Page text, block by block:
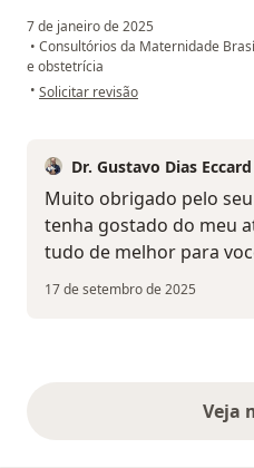
7 de janeiro de 2025
• Consultórios da Maternidade
e obstetrícia
• na opinião do utilizador R.S
Solicitar revisão
Dr. Gustavo Dias Eccard
Muito obrigado pelo
tenha gostado do meu
tudo de melhor para
17 de setembro de 2025
Veja